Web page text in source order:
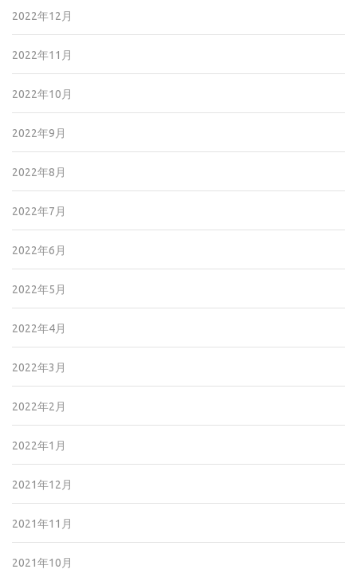
2022年12月
2022年11月
2022年10月
2022年9月
2022年8月
2022年7月
2022年6月
2022年5月
2022年4月
2022年3月
2022年2月
2022年1月
2021年12月
2021年11月
2021年10月